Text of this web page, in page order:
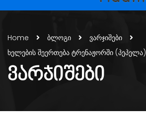
Home ბლოგი
ვარჯიშები
ხელების შეერთება ტრენაჟორში (პეპელა)
ᲕᲐᲠᲯᲘᲨᲔᲑᲘ